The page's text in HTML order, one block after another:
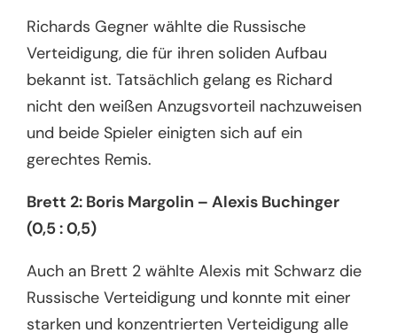
Richards Gegner wählte die Russische
Verteidigung, die für ihren soliden Aufbau
bekannt ist. Tatsächlich gelang es Richard
nicht den weißen Anzugsvorteil nachzuweisen
und beide Spieler einigten sich auf ein
gerechtes Remis.
Brett 2: Boris Margolin – Alexis Buchinger
(0,5 : 0,5)
Auch an Brett 2 wählte Alexis mit Schwarz die
Russische Verteidigung und konnte mit einer
starken und konzentrierten Verteidigung alle